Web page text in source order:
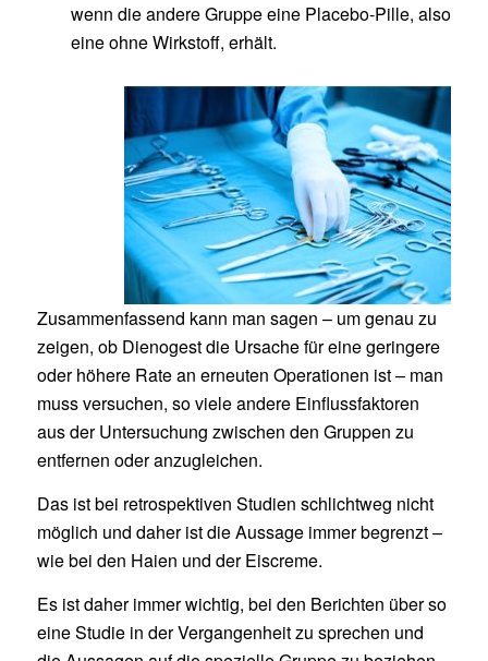
wenn die andere Gruppe eine Placebo-Pille, also
eine ohne Wirkstoff, erhält.
Zusammenfassend kann man sagen – um genau zu
zeigen, ob Dienogest die Ursache für eine geringere
oder höhere Rate an erneuten Operationen ist – man
muss versuchen, so viele andere Einflussfaktoren
aus der Untersuchung zwischen den Gruppen zu
entfernen oder anzugleichen.
Das ist bei retrospektiven Studien schlichtweg nicht
möglich und daher ist die Aussage immer begrenzt –
wie bei den Haien und der Eiscreme.
Es ist daher immer wichtig, bei den Berichten über so
eine Studie in der Vergangenheit zu sprechen und